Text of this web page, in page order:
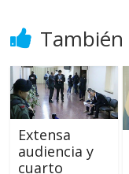
Extensa
audiencia y
cuarto